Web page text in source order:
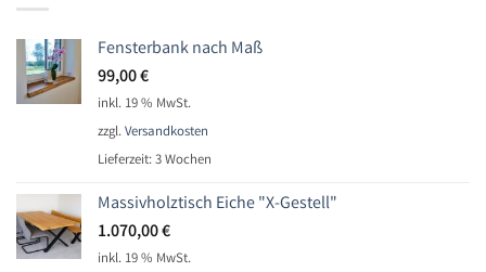
Fensterbank nach Maß
99,00€
inkl. 19 % MwSt.
zzgl.Versandkosten
Lieferzeit:3 Wochen
Massivholztisch Eiche "X-Gestell"
1.070,00€
inkl. 19 % MwSt.